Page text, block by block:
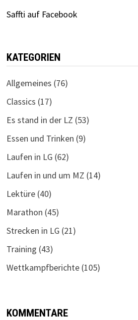
Saffti auf Facebook
KATEGORIEN
Allgemeines (76)
Classics (17)
Es stand in der LZ (53)
Essen und Trinken (9)
Laufen in LG (62)
Laufen in und um MZ (14)
Lektüre(40)
Marathon (45)
Strecken in LG (21)
Training (43)
Wettkampfberichte(105)
KOMMENTARE